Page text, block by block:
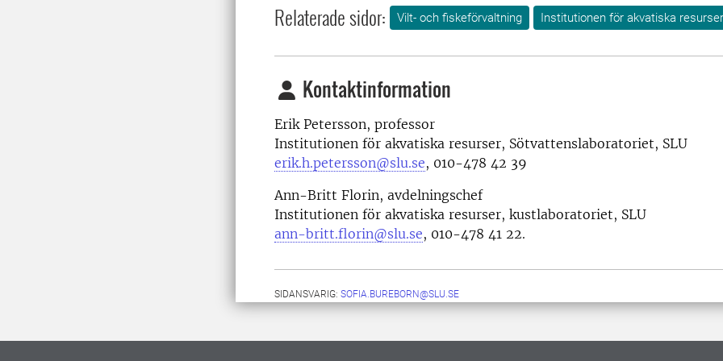
Relaterade sidor: Vilt- och fiskeförvaltning Institutionen för akvatiska resurser
Kontaktinformation
Erik Petersson, professor
Institutionen för akvatiska resurser, Sötvattenslaboratoriet, SLU
erik.h.petersson@slu.se, 010-478 42 39
Ann-Britt Florin, avdelningschef
Institutionen för akvatiska resurser, kustlaboratoriet, SLU
ann-britt.florin@slu.se, 010-478 41 22.
SIDANSVARIG: SOFIA.BUREBORN@SLU.SE